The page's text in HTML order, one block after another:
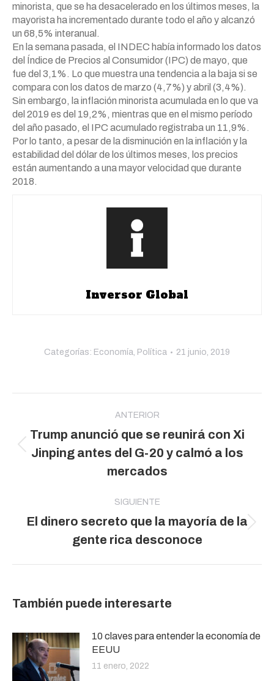
minorista, que se ha desacelerado en los últimos meses, la
mayorista ha incrementado durante todo el año y alcanzó
un 68,5% interanual.
En la semana pasada, el INDEC había informado los datos
del Índice de Precios al Consumidor (IPC) de mayo, que
fue del 3,1%. Lo que muestra una tendencia a la baja si se
compara con los datos de marzo (4,7%) y abril (3,4%).
Sin embargo, la inflación minorista acumulada en lo que va
del 2019 es del 19,2%, mientras que en el mismo período
del año pasado, el IPC acumulado registraba un 11,9%.
Por lo tanto, a pesar de la disminución en la inflación y la
estabilidad del dólar de los últimos meses, los precios
están aumentando a una mayor velocidad que durante
2018.
Inversor Global
Categorías: Economía Política 21 junio, 2019
publicaciones
ANTERIOR
Publicación
Trump anunció que se reunirá con Xi
Jinping antes del G-20 y calmó a los
mercados
SIGUIENTE
Publicación
siguiente:
El dinero secreto que la mayoría de la
gente rica desconoce
También puede interesarte
10 claves para entender la economía de
EEUU
11 enero, 2022